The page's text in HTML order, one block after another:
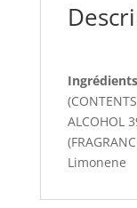
ALCOHOL
Limonene